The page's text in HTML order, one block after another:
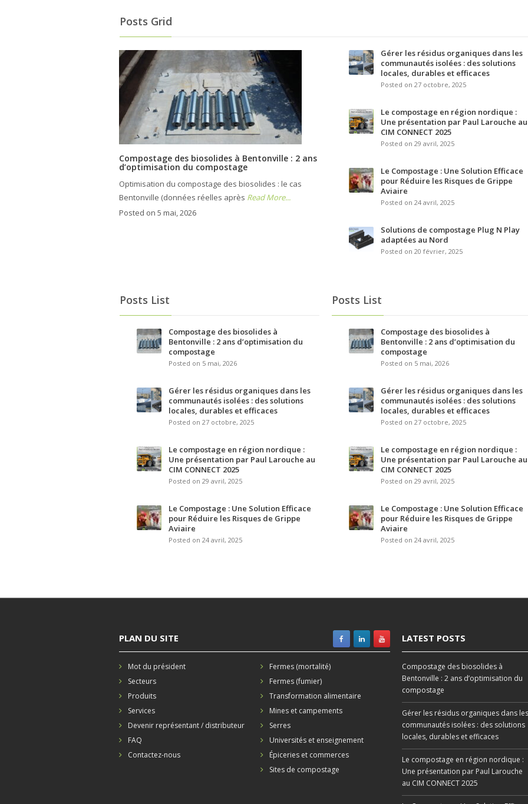
Posts Grid
Compostage des biosolides à Bentonville : 2 ans
d’optimisation du compostage
Optimisation du compostage des biosolides : le cas
Bentonville (données réelles après Read More...
Posted on 5 mai, 2026
Gérer les résidus organiques dans les
communautés isolées : des solutions
locales, durables et efficaces
Posted on 27 octobre, 2025
Le compostage en région nordique :
Une présentation par Paul Larouche au
CIM CONNECT 2025
Posted on 29 avril, 2025
Le Compostage : Une Solution Efficace
pour Réduire les Risques de Grippe
Aviaire
Posted on 24 avril, 2025
Solutions de compostage Plug N Play
adaptées au Nord
Posted on 20 février, 2025
Posts List
Compostage des biosolides à
Bentonville : 2 ans d’optimisation du
compostage
Posted on 5 mai, 2026
Gérer les résidus organiques dans les
communautés isolées : des solutions
locales, durables et efficaces
Posted on 27 octobre, 2025
Le compostage en région nordique :
Une présentation par Paul Larouche au
CIM CONNECT 2025
Posted on 29 avril, 2025
Le Compostage : Une Solution Efficace
pour Réduire les Risques de Grippe
Aviaire
Posted on 24 avril, 2025
Posts List
Compostage des biosolides à
Bentonville : 2 ans d’optimisation du
compostage
Posted on 5 mai, 2026
Gérer les résidus organiques dans les
communautés isolées : des solutions
locales, durables et efficaces
Posted on 27 octobre, 2025
Le compostage en région nordique :
Une présentation par Paul Larouche au
CIM CONNECT 2025
Posted on 29 avril, 2025
Le Compostage : Une Solution Efficace
pour Réduire les Risques de Grippe
Aviaire
Posted on 24 avril, 2025
PLAN DU SITE
Mot du président
Secteurs
Produits
Services
Devenir représentant / distributeur
FAQ
Contactez-nous
Fermes (mortalité)
Fermes (fumier)
Transformation alimentaire
Mines et campements
Serres
Universités et enseignement
Épiceries et commerces
Sites de compostage
LATEST POSTS
Compostage des biosolides à
Bentonville : 2 ans d’optimisation du
compostage
Gérer les résidus organiques dans les
communautés isolées : des solutions
locales, durables et efficaces
Le compostage en région nordique :
Une présentation par Paul Larouche
au CIM CONNECT 2025